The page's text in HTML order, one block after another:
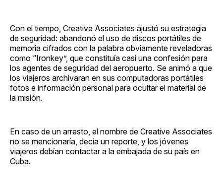
Con el tiempo, Creative Associates ajustó su estrategia
de seguridad: abandonó el uso de discos portátiles de
memoria cifrados con la palabra obviamente reveladoras
como “Ironkey”, que constituía casi una confesión para
los agentes de seguridad del aeropuerto. Se animó a que
los viajeros archivaran en sus computadoras portátiles
fotos e información personal para ocultar el material de
la misión.
En caso de un arresto, el nombre de Creative Associates
no se mencionaría, decía un reporte, y los jóvenes
viajeros debían contactar a la embajada de su país en
Cuba.